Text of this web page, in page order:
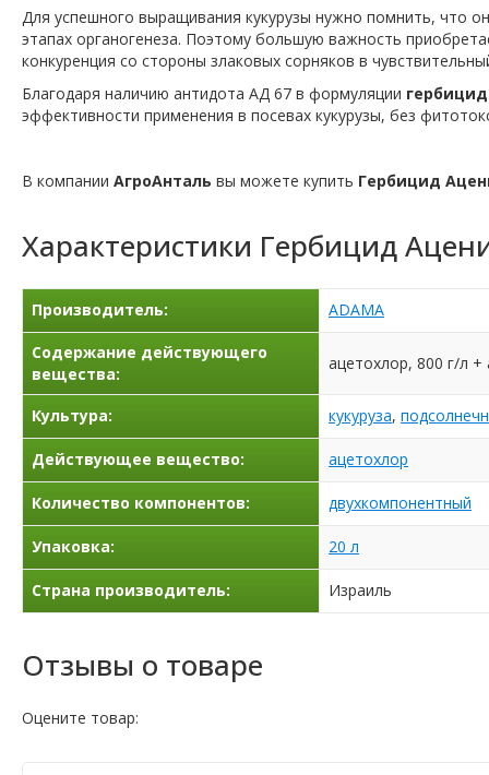
Для успешного выращивания кукурузы нужно помнить, что
этапах органогенеза. Поэтому большую важность
конкуренция со стороны злаковых сорняков в
Благодаря наличию антидота АД 67 в формуляции
эффективности применения в посевах кукурузы, без
В компании АгроАнталь вы можете купить Гербицид
Характеристики Гербицид
Производитель: ADAMA
Содержание действующего
вещества:
ацетохлор, 800 г/л
Культура: кукуруза,
Действующее вещество: ацетохлор
Количество компонентов: двухкомпонентный
Упаковка: 20 л
Страна производитель: Израиль
Отзывы о товаре
Оцените товар: